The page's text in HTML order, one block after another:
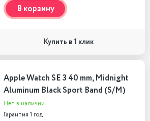
В корзину
Купить в 1 клик
Apple Watch SE 3 40 mm, Midnight
Aluminum Black Sport Band (S/M)
Нет в наличии
Гарантия 1 год